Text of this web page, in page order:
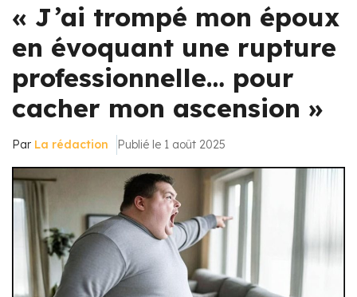
« J’ai trompé mon époux
en évoquant une rupture
professionnelle… pour
cacher mon ascension »
Par La rédaction Publié le 1 août 2025